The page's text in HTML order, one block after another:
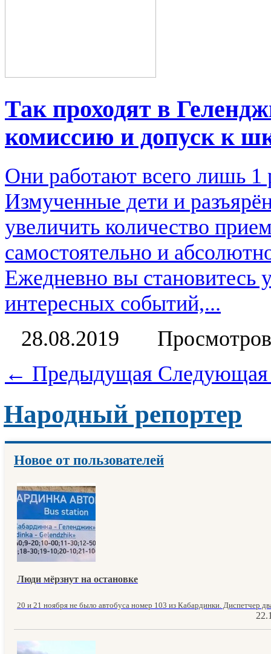
Так проходят в
комиссию и допуск к
Они работают всего лишь 1
Измученные дети и
увеличить количество
самостоятельно и
Ежедневно вы становитесь
интересных событий,...
28.08.2019
← Предыдущая
Народный репортер
Новое от пользователей
Люди мёрзнут на остановке
20 и 21 ноября не было автобуса номер 103 из Кабардинки. Диспетчер